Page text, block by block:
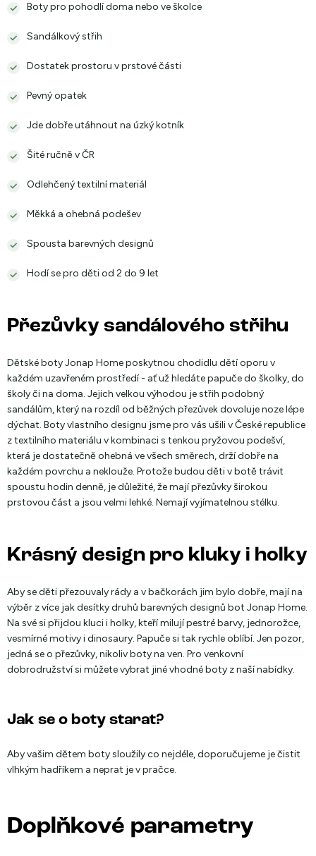
Boty pro pohodlí doma nebo ve školce
Sandálkový střih
Dostatek prostoru v prstové části
Pevný opatek
Jde dobře utáhnout na úzký kotník
Šité ručně v ČR
Odlehčený textilní materiál
Měkká a ohebná podešev
Spousta barevných designů
Hodí se pro děti od 2 do 9 let
Přezůvky sandálového střihu
Dětské boty Jonap Home poskytnou chodidlu dětí oporu v
každém uzavřeném prostředí - ať už hledáte papuče do školky, do
školy či na doma. Jejich velkou výhodou je střih podobný
sandálům, který na rozdíl od běžných přezůvek dovoluje noze lépe
dýchat. Boty vlastního designu jsme pro vás ušili v České republice
z textilního materiálu v kombinaci s tenkou pryžovou podešví,
která je dostatečně ohebná ve všech směrech, drží dobře na
každém povrchu a neklouže. Protože budou děti v botě trávit
spoustu hodin denně, je důležité, že mají přezůvky širokou
prstovou část a jsou velmi lehké. Nemají vyjímatelnou stélku.
Krásný design pro kluky i holky
Aby se děti přezouvaly rády a v bačkorách jim bylo dobře, mají na
výběr z více jak desítky druhů barevných designů bot Jonap Home.
Na své si přijdou kluci i holky, kteří milují pestré barvy, jednorožce,
vesmírné motivy i dinosaury. Papuče si tak rychle oblíbí. Jen pozor,
jedná se o přezůvky, nikoliv boty na ven. Pro venkovní
dobrodružství si můžete vybrat jiné vhodné boty z naší nabídky.
Jak se o boty starat?
Aby vašim dětem boty sloužily co nejdéle, doporučujeme je čistit
vlhkým hadříkem a neprat je v pračce.
Doplňkové parametry